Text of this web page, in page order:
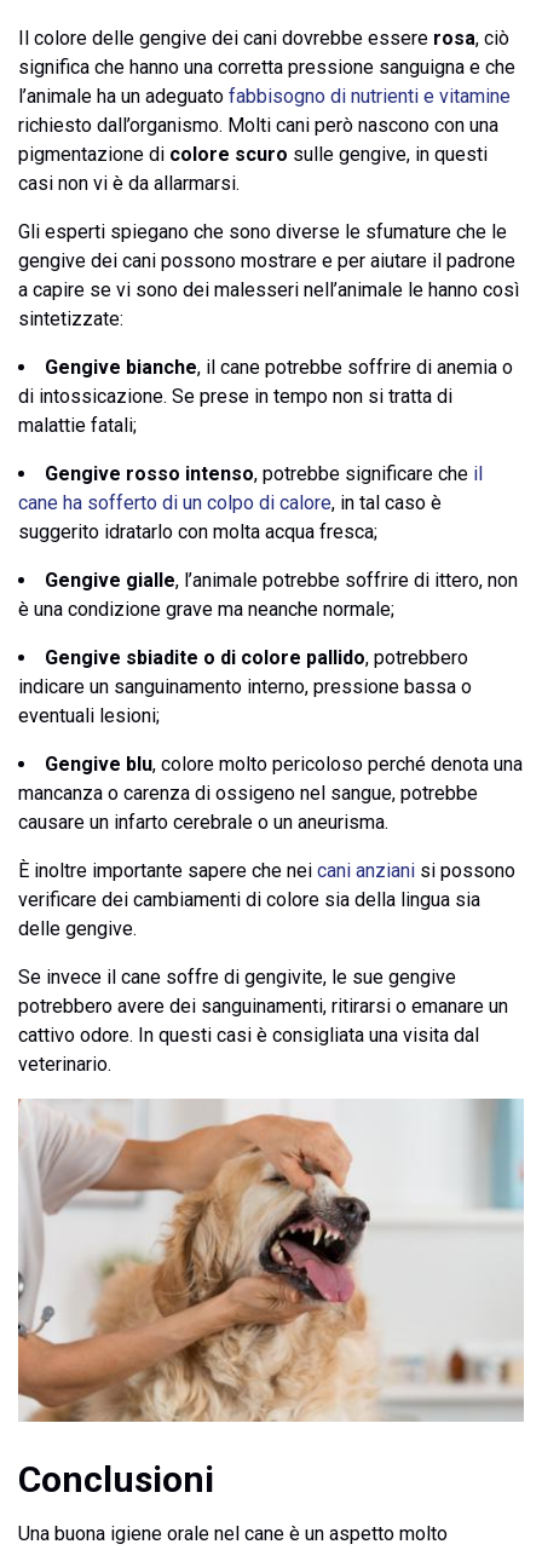
Il colore delle gengive dei cani dovrebbe essere rosa, ciò
significa che hanno una corretta pressione sanguigna e che
l’animale ha un adeguato fabbisogno di nutrienti e vitamine
richiesto dall’organismo. Molti cani però nascono con una
pigmentazione di colore scuro sulle gengive, in questi
casi non vi è da allarmarsi.
Gli esperti spiegano che sono diverse le sfumature che le
gengive dei cani possono mostrare e per aiutare il padrone
a capire se vi sono dei malesseri nell’animale le hanno così
sintetizzate:
Gengive bianche, il cane potrebbe soffrire di anemia o
di intossicazione. Se prese in tempo non si tratta di
malattie fatali;
Gengive rosso intenso, potrebbe significare che il
cane ha sofferto di un colpo di calore, in tal caso è
suggerito idratarlo con molta acqua fresca;
Gengive gialle, l’animale potrebbe soffrire di ittero, non
è una condizione grave ma neanche normale;
Gengive sbiadite o di colore pallido, potrebbero
indicare un sanguinamento interno, pressione bassa o
eventuali lesioni;
Gengive blu, colore molto pericoloso perché denota una
mancanza o carenza di ossigeno nel sangue, potrebbe
causare un infarto cerebrale o un aneurisma.
È inoltre importante sapere che nei cani anziani si possono
verificare dei cambiamenti di colore sia della lingua sia
delle gengive.
Se invece il cane soffre di gengivite, le sue gengive
potrebbero avere dei sanguinamenti, ritirarsi o emanare un
cattivo odore. In questi casi è consigliata una visita dal
veterinario.
Conclusioni
Una buona igiene orale nel cane è un aspetto molto